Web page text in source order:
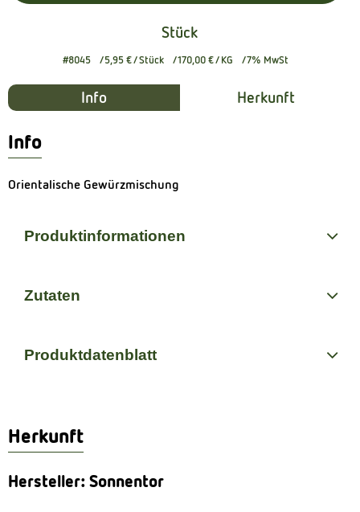
Stück
#8045 5,95 €/ Stück 170,00 €/ KG 7% MwSt
Info Herkunft
Info
Orientalische Gewürzmischung
Produktinformationen
Zutaten
Produktdatenblatt
Herkunft
Hersteller: Sonnentor